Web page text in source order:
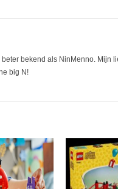
bekend als NinMenno. Mijn
big N!